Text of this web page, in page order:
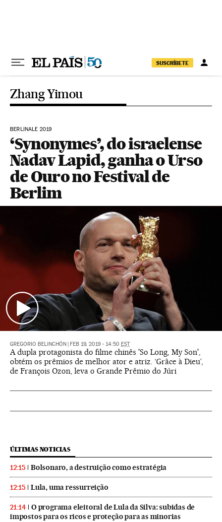
SUSCRÍBETE
Zhang Yimou
BERLINALE 2019
‘Synonymes’, do israelense
Nadav Lapid, ganha o Urso
de Ouro no Festival de
Berlim
GREGORIO BELINCHÓN FEB 19, 2019 - 14:50 EST
A dupla protagonista do filme chinês 'So Long, My Son',
obtém os prêmios de melhor ator e atriz. ‘Grâce à Dieu’,
de François Ozon, leva o Grande Prêmio do Júri
ÚLTIMAS NOTICIAS
12:15 Bolsonaro, a destruição como estratégia
12:15 Lula, uma ressurreição
21:14
O programa eleitoral de Lula da Silva: subidas de
impostos para os ricos e proteção para as minorias